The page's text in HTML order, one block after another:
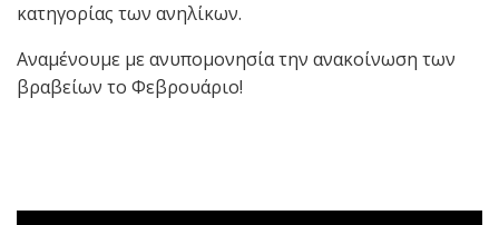
κατηγορίας των ανηλίκων.
Αναμένουμε με ανυπομονησία την ανακοίνωση των
βραβείων το Φεβρουάριο!